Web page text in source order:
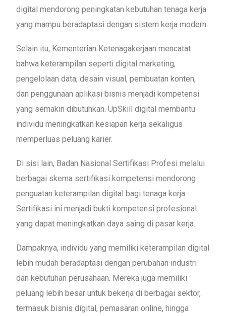
digital mendorong peningkatan kebutuhan tenaga kerja
yang mampu beradaptasi dengan sistem kerja modern.
Selain itu, Kementerian Ketenagakerjaan mencatat
bahwa keterampilan seperti digital marketing,
pengelolaan data, desain visual, pembuatan konten,
dan penggunaan aplikasi bisnis menjadi kompetensi
yang semakin dibutuhkan. UpSkill digital membantu
individu meningkatkan kesiapan kerja sekaligus
memperluas peluang karier.
Di sisi lain, Badan Nasional Sertifikasi Profesi melalui
berbagai skema sertifikasi kompetensi mendorong
penguatan keterampilan digital bagi tenaga kerja.
Sertifikasi ini menjadi bukti kompetensi profesional
yang dapat meningkatkan daya saing di pasar kerja.
Dampaknya, individu yang memiliki keterampilan digital
lebih mudah beradaptasi dengan perubahan industri
dan kebutuhan perusahaan. Mereka juga memiliki
peluang lebih besar untuk bekerja di berbagai sektor,
termasuk bisnis digital, pemasaran online, hingga